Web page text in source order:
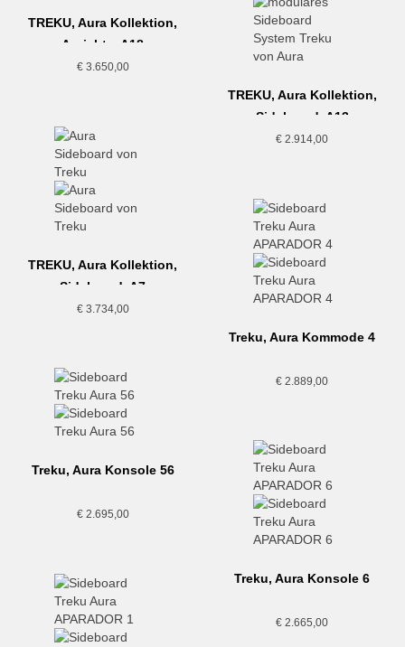
TREKU, Aura Kollektion,
Anrichte, A18
€3.650,00
TREKU, Aura Kollektion,
Sideboard, A13
€ 2.914,00
TREKU, Aura Kollektion,
Sideboard, A7
€3.734,00
Treku, Aura Kommode 4
€ 2.889,00
Treku, Aura Konsole 56
€2.695,00
Treku, Aura Konsole 6
€ 2.665,00